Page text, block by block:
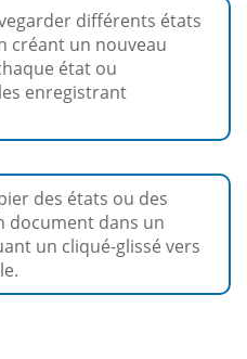
différents états
créant un nouveau
état ou
enregistrant
des états ou des
document dans un
un cliqué-glissé vers